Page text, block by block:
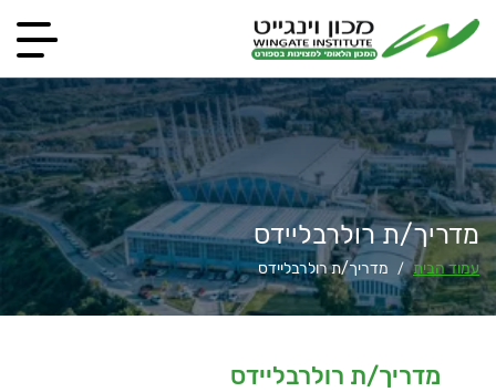
מדריך/ת רולרבליידס
עמוד הבית / מדריך/ת רולרבליידס
מדריך/ת רולרבליידס